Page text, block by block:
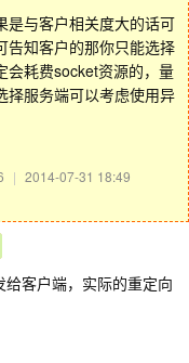
是与客户相关度大的话可
告知客户的那你只能选择
会耗费socket资源的，量
择服务端可以考虑使用异
| 2014-07-31 18:49
客户端，实际的重定向